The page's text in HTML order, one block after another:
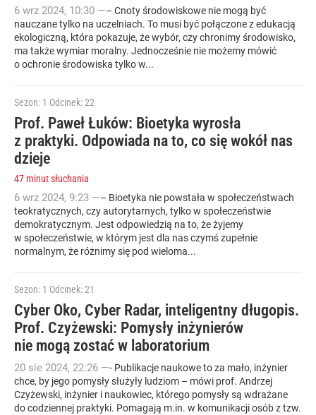
6 wrz 2024, 10:30 —– Cnoty środowiskowe nie mogą być
nauczane tylko na uczelniach. To musi być połączone z edukacją
ekologiczną, która pokazuje, że wybór, czy chronimy środowisko,
ma także wymiar moralny. Jednocześnie nie możemy mówić
o ochronie środowiska tylko w...
Sezon: 1 Odcinek: 22
Prof. Paweł Łuków: Bioetyka wyrosła
z praktyki. Odpowiada na to, co się wokół nas
dzieje
47 minut słuchania
6 wrz 2024, 9:23 —– Bioetyka nie powstała w społeczeństwach
teokratycznych, czy autorytarnych, tylko w społeczeństwie
demokratycznym. Jest odpowiedzią na to, że żyjemy
w społeczeństwie, w którym jest dla nas czymś zupełnie
normalnym, że różnimy się pod wieloma...
Sezon: 1 Odcinek: 21
Cyber Oko, Cyber Radar, inteligentny długopis.
Prof. Czyżewski: Pomysły inżynierów
nie mogą zostać w laboratorium
20 sie 2024, 22:26 —- Publikacje naukowe to za mało, inżynier
chce, by jego pomysły służyły ludziom – mówi prof. Andrzej
Czyżewski, inżynier i naukowiec, którego pomysły są wdrażane
do codziennej praktyki. Pomagają m.in. w komunikacji osób z tzw.